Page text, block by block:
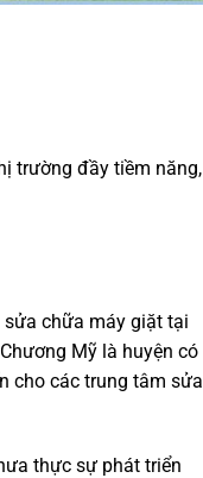
trường đầy tiềm năng,
chữa máy giặt tại
Mỹ là huyện có
cho các trung tâm sửa
thực sự phát triển